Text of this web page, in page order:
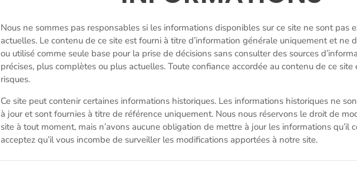
Nous ne sommes pas responsables si les informations disponibles sur ce site ne sont pas
actuelles. Le contenu de ce site est fourni à titre d’information générale uniquement et ne
ou utilisé comme seule base pour la prise de décisions sans consulter des sources
précises, plus complètes ou plus actuelles. Toute confiance accordée au contenu de ce site
risques.
Ce site peut contenir certaines informations historiques. Les informations historiques ne
à jour et sont fournies à titre de référence uniquement. Nous nous réservons le droit de
site à tout moment, mais n’avons aucune obligation de mettre à jour les informations qu’il
acceptez qu’il vous incombe de surveiller les modifications apportées à notre site.